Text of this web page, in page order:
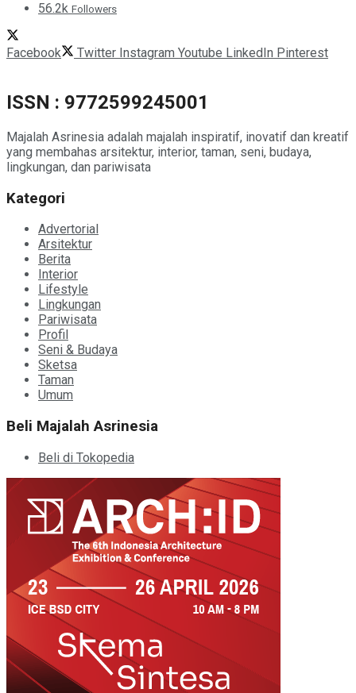
56.2k Followers
Facebook Twitter Instagram Youtube LinkedIn Pinterest
ISSN : 9772599245001
Majalah Asrinesia adalah majalah inspiratif, inovatif dan kreatif
yang membahas arsitektur, interior, taman, seni, budaya,
lingkungan, dan pariwisata
Kategori
Advertorial
Arsitektur
Berita
Interior
Lifestyle
Lingkungan
Pariwisata
Profil
Seni & Budaya
Sketsa
Taman
Umum
Beli Majalah Asrinesia
Beli di Tokopedia